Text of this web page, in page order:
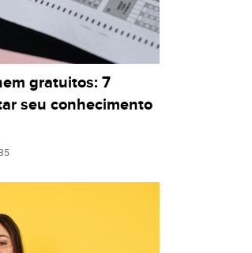
gratuitos: 7
seu conhecimento